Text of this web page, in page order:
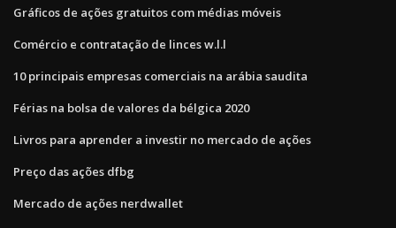
Gráficos de ações gratuitos com médias móveis
Comércio e contratação de linces w.l.l
10 principais empresas comerciais na arábia saudita
Férias na bolsa de valores da bélgica 2020
Livros para aprender a investir no mercado de ações
Preço das ações dfbg
Mercado de ações nerdwallet